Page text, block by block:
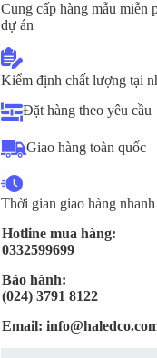
Cung cấp hàng mẫu miễn
dự án
Kiểm định chất lượng tại
Đặt hàng theo yêu cầu
Giao hàng toàn quốc
Thời gian giao hàng
Hotline mua hàng:
0332599699
Bảo hành:
(024) 3791 8122
Email: